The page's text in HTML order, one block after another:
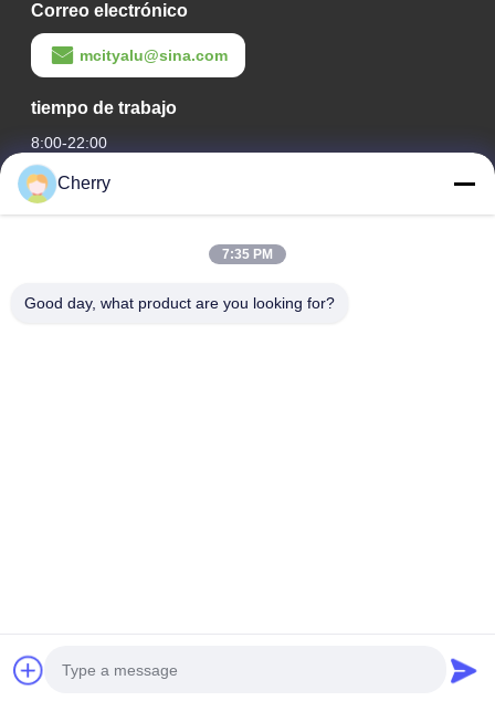
Correo electrónico
mcityalu@sina.com
tiempo de trabajo
8:00-22:00
Nuestra Dirección
Parque industrial de Hegui, Lishui, Nanhai Foshan
Política de privacidad
Cherry
7:35 PM
Good day, what product are you looking for?